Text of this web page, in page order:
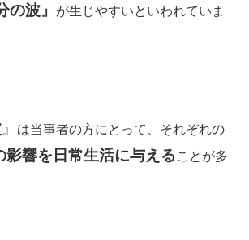
の波 』
が生じやすいといわれていま
』 は当事者の方にとって、それぞれの
影響を日常生活に与えることが多